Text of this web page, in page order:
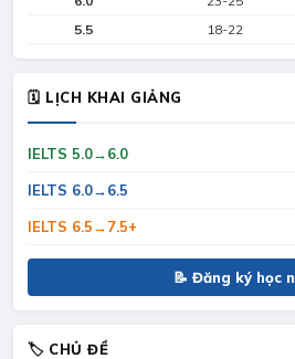
5.5
18-22
🗓 LỊCH KHAI GIẢNG
IELTS 5.0→6.0
IELTS 6.0→6.5
IELTS 6.5→7.5+
📝 Đăng ký học
🏷 CHỦ ĐỀ